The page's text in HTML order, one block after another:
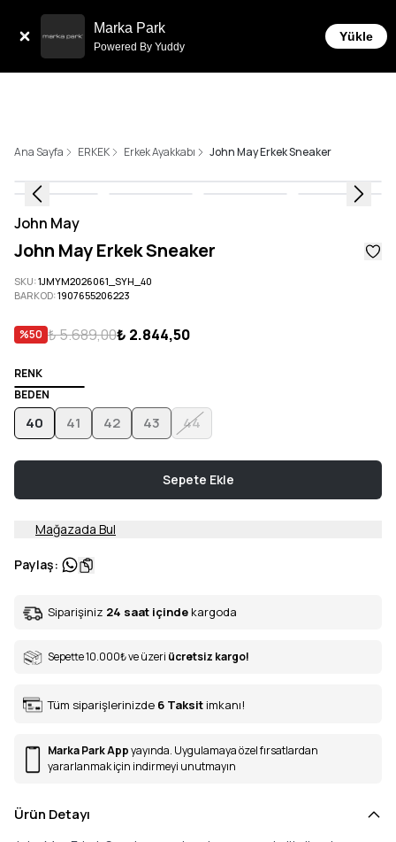
Marka Park
Powered By Yuddy
Yükle
Ana Sayfa ERKEK Erkek Ayakkabı John May Erkek Sneaker
John May
John May Erkek Sneaker
SKU:1JMYM2026061_SYH_40
BARKOD:1907655206223
%50 ₺ 5.689,00₺ 2.844,50
RENK
BEDEN
40 41 42 43 44
Sepete Ekle
Mağazada Bul
Paylaş:
Siparişiniz 24 saat içinde kargoda
Sepette 10.000₺ve üzeri ücretsiz kargo!
Tüm siparişlerinizde 6 Taksit imkanı!
Marka Park Appyayında. Uygulamaya özel fırsatlardan
yararlanmak için indirmeyi unutmayın
Ürün Detayı